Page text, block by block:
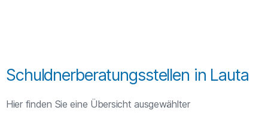
Schuldnerberatungsstellen in Lauta
Hier finden Sie eine Übersicht ausgewählter